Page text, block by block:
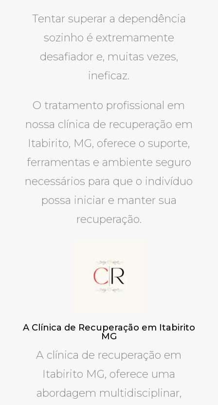
Tentar superar a dependência
sozinho é extremamente
desafiador e, muitas vezes,
ineficaz.
O tratamento profissional em
nossa clínica de recuperação em
Itabirito, MG, oferece o suporte,
ferramentas e ambiente seguro
necessários para que o indivíduo
possa iniciar e manter sua
recuperação.
A Clínica de Recuperação em Itabirito
MG
A clínica de recuperação em
Itabirito MG, oferece uma
abordagem multidisciplinar,